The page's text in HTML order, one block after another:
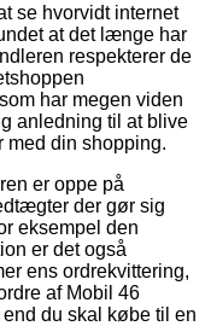
se hvorvidt internet
at det længe har
respekterer de
har megen viden
anledning til at blive
med din shopping.
er oppe på
der gør sig
eksempel den
er det også
ens ordrekvittering,
af Mobil 46
du skal købe til en